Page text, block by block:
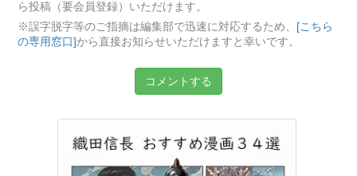
ら投稿（要会員登録）いただけます。
※誤字脱字等のご指摘は編集部で迅速に対応するため、
[こちら
の専用窓口]から直接お知らせいただけますと幸いです。
コメントする